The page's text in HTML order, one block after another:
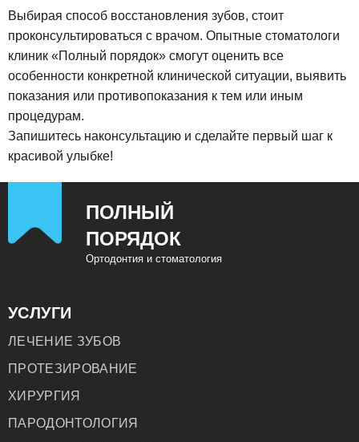
Выбирая способ восстановления зубов, стоит
проконсультироваться с врачом. Опытные стоматологи
клиник «Полный порядок» смогут оценить все
особенности конкретной клинической ситуации, выявить
показания или противопоказания к тем или иным
процедурам.
Запишитесь наконсультацию и сделайте первый шаг к
красивой улыбке!
ПОЛНЫЙ
ПОРЯДОК
Ортодонтия и стоматология
УСЛУГИ
ЛЕЧЕНИЕ ЗУБОВ
ПРОТЕЗИРОВАНИЕ
ХИРУРГИЯ
ПАРОДОНТОЛОГИЯ